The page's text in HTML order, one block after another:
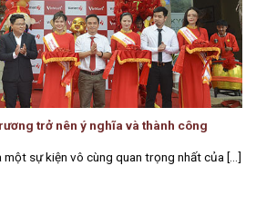
trở nên ý nghĩa và thành công
sự kiện vô cùng quan trọng nhất của [...]